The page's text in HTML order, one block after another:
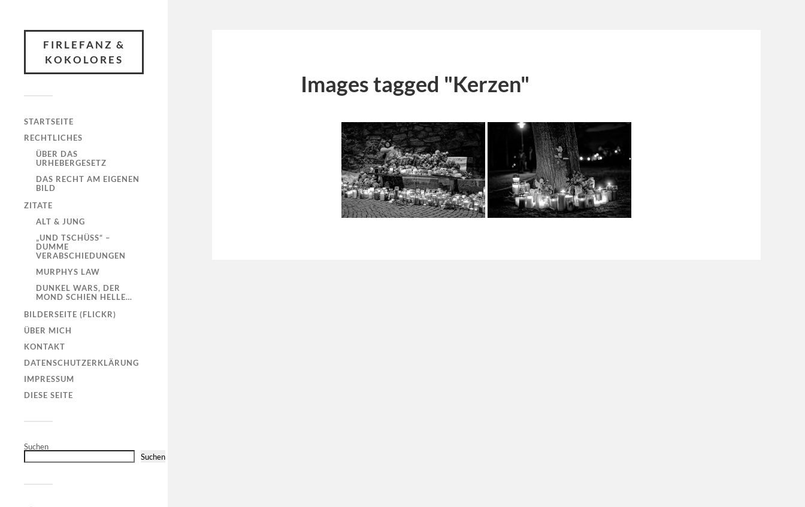
FIRLEFANZ &
KOKOLORES
STARTSEITE
RECHTLICHES
ÜBER DAS
URHEBERGESETZ
DAS RECHT AM EIGENEN
BILD
ZITATE
ALT & JUNG
„UND TSCHÜSS“ –
DUMME
VERABSCHIEDUNGEN
MURPHYS LAW
DUNKEL WARS, DER
MOND SCHIEN HELLE…
BILDERSEITE (FLICKR)
ÜBER MICH
KONTAKT
DATENSCHUTZERKLÄRUNG
IMPRESSUM
DIESE SEITE
Suchen
Suchen
Images tagged "Kerzen"